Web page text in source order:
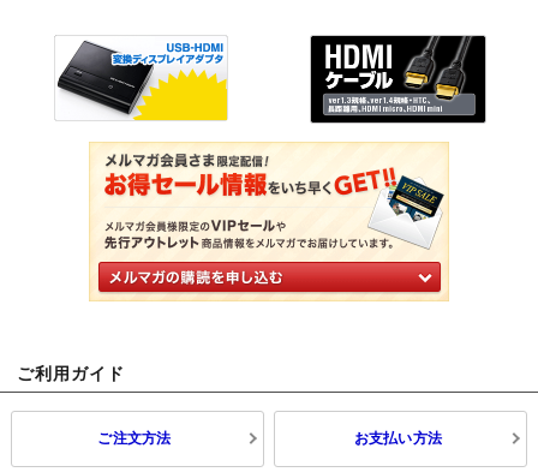
ご利用ガイド
ご注文方法 お支払い方法